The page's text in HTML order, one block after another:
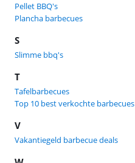
Pellet BBQ's
Plancha barbecues
S
Slimme bbq's
T
Tafelbarbecues
Top 10 best verkochte barbecues
V
Vakantiegeld barbecue deals